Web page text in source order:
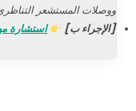
ووصلات المستشعر التناظري 2/3/4
[الإجراء ب]
استشارة